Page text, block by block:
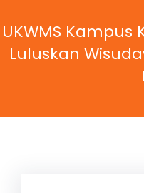
UKWMS
Luluskan